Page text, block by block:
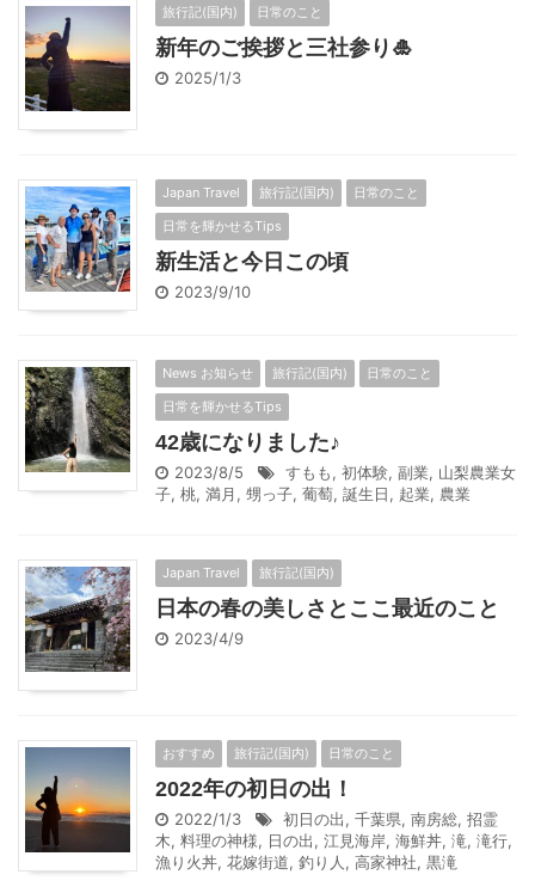
旅行記(国内) 日常のこと
新年のご挨拶と三社参り🎍
2025/1/3
Japan Travel 旅行記(国内)
日常のこと
日常を輝かせるTips
新生活と今日この頃
2023/9/10
News お知らせ 旅行記(国内)
日常のこと
日常を輝かせるTips
42歳になりました♪
2023/8/5 すもも, 初体験, 副業, 山梨農業女
子, 桃, 満月 , 甥っ子, 葡萄, 誕生日, 起業, 農業
Japan Travel 旅行記(国内)
日本の春の美しさとここ最近のこと
2023/4/9
おすすめ 旅行記(国内) 日常のこと
2022年の初日の出！
2022/1/3 初日の出, 千葉県, 南房総, 招霊
木, 料理の神様, 日の出, 江見海岸, 海鮮丼, 滝, 滝行,
漁り火丼, 花嫁街道, 釣り人 , 高家神社, 黒滝